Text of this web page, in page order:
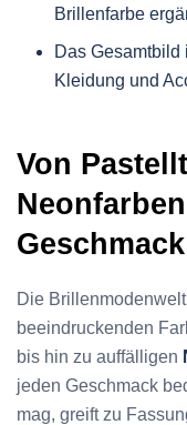
Brillenfarbe
Das
Kleidung und
Von
Geschmack
Die
beeindruckenden
bis hin zu auffälligen
jeden Geschmack
mag, greift zu